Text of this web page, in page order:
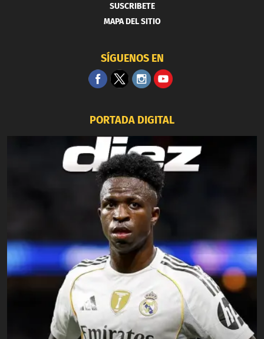
SUSCRIBETE
MAPA DEL SITIO
SÍGUENOS EN
PORTADA DIGITAL